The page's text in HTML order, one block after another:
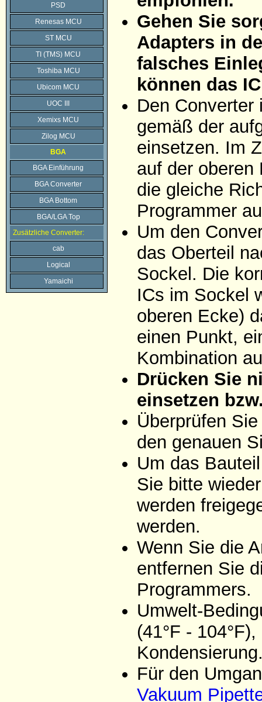
PSD
Renesas MCU
ST MCU
TI (TMS) MCU
Toshiba MCU
Ubicom MCU
UOC III
Xemixs MCU
Zilog MCU
BGA
BGA Einführung
BGA Converter
BGA Bottom
BGA/LGA Top
Zusätzliche Converter:
cab
Logical
Yamaichi
Gehen Sie
Adapters in
falsches
können das
Den
gemäß der
einsetzen. Im
auf der
die gleiche
Programmer
Um den
das Oberteil
Sockel. Die
ICs im Sockel
oberen Ecke)
einen Punkt,
Kombination
Drücken Sie
einsetzen
Überprüfen
den genauen
Um das
Sie bitte
werden
werden.
Wenn Sie die
entfernen Sie
Programmers.
Umwelt-
(41°F -
Für den
Vakuum